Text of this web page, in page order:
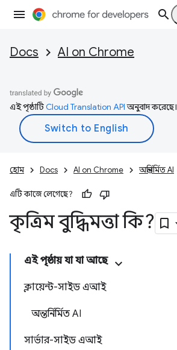
Docs AI on Chrome
এই পৃষ্ঠাটিCloud Translation APIঅনুবাদ করেছে।
হোম Docs AI on Chrome অন্তর্নির্মিত AI
এটি কাজে লেগেছে?
কৃত্রিম বুদ্ধিমত্তা কি?
এই পৃষ্ঠায় যা যা আছে
ক্লায়েন্ট-সাইড এআই
অন্তর্নির্মিত AI
সার্ভার-সাইড এআই